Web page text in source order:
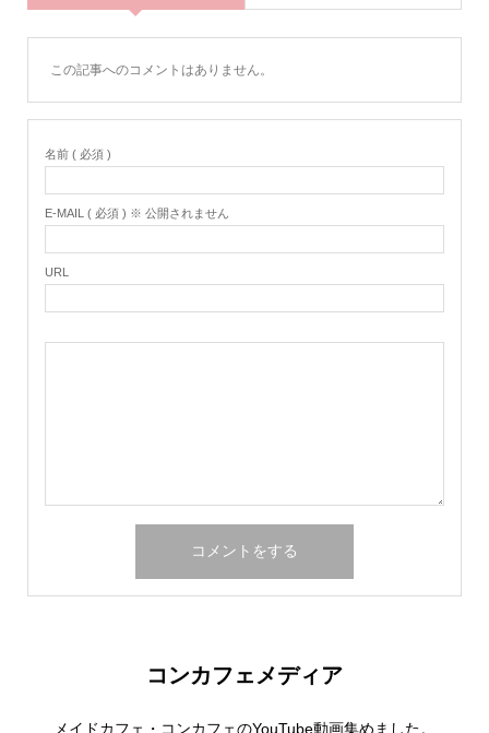
この記事へのコメントはありません。
名前 ( 必須 )
E-MAIL ( 必須 ) ※ 公開されません
URL
コンカフェメディア
メイドカフェ・コンカフェのYouTube動画集めました。